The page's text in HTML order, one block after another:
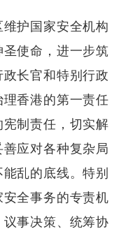
护国家安全机构
使命，进一步筑
长官和特别行政
香港的第一责任
制责任，切实解
应对各种复杂局
乱的底线。特别
全事务的专责机
事决策、统筹协